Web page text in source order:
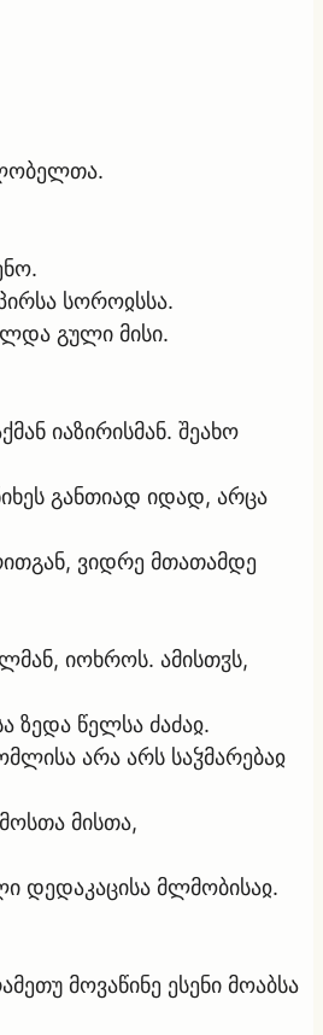
სოროჲსსა.
გული მისი.
იაზირისმან. შეახო
განთიად იდად, არცა
ვიდრე მთათამდე
იოხროს. ამისთჳს,
ზედა წელსა ძაძაჲ.
არა არს საჴმარებაჲ
მისთა,
დედაკაცისა მლმობისაჲ.
მოვაწინე ესენი მოაბსა